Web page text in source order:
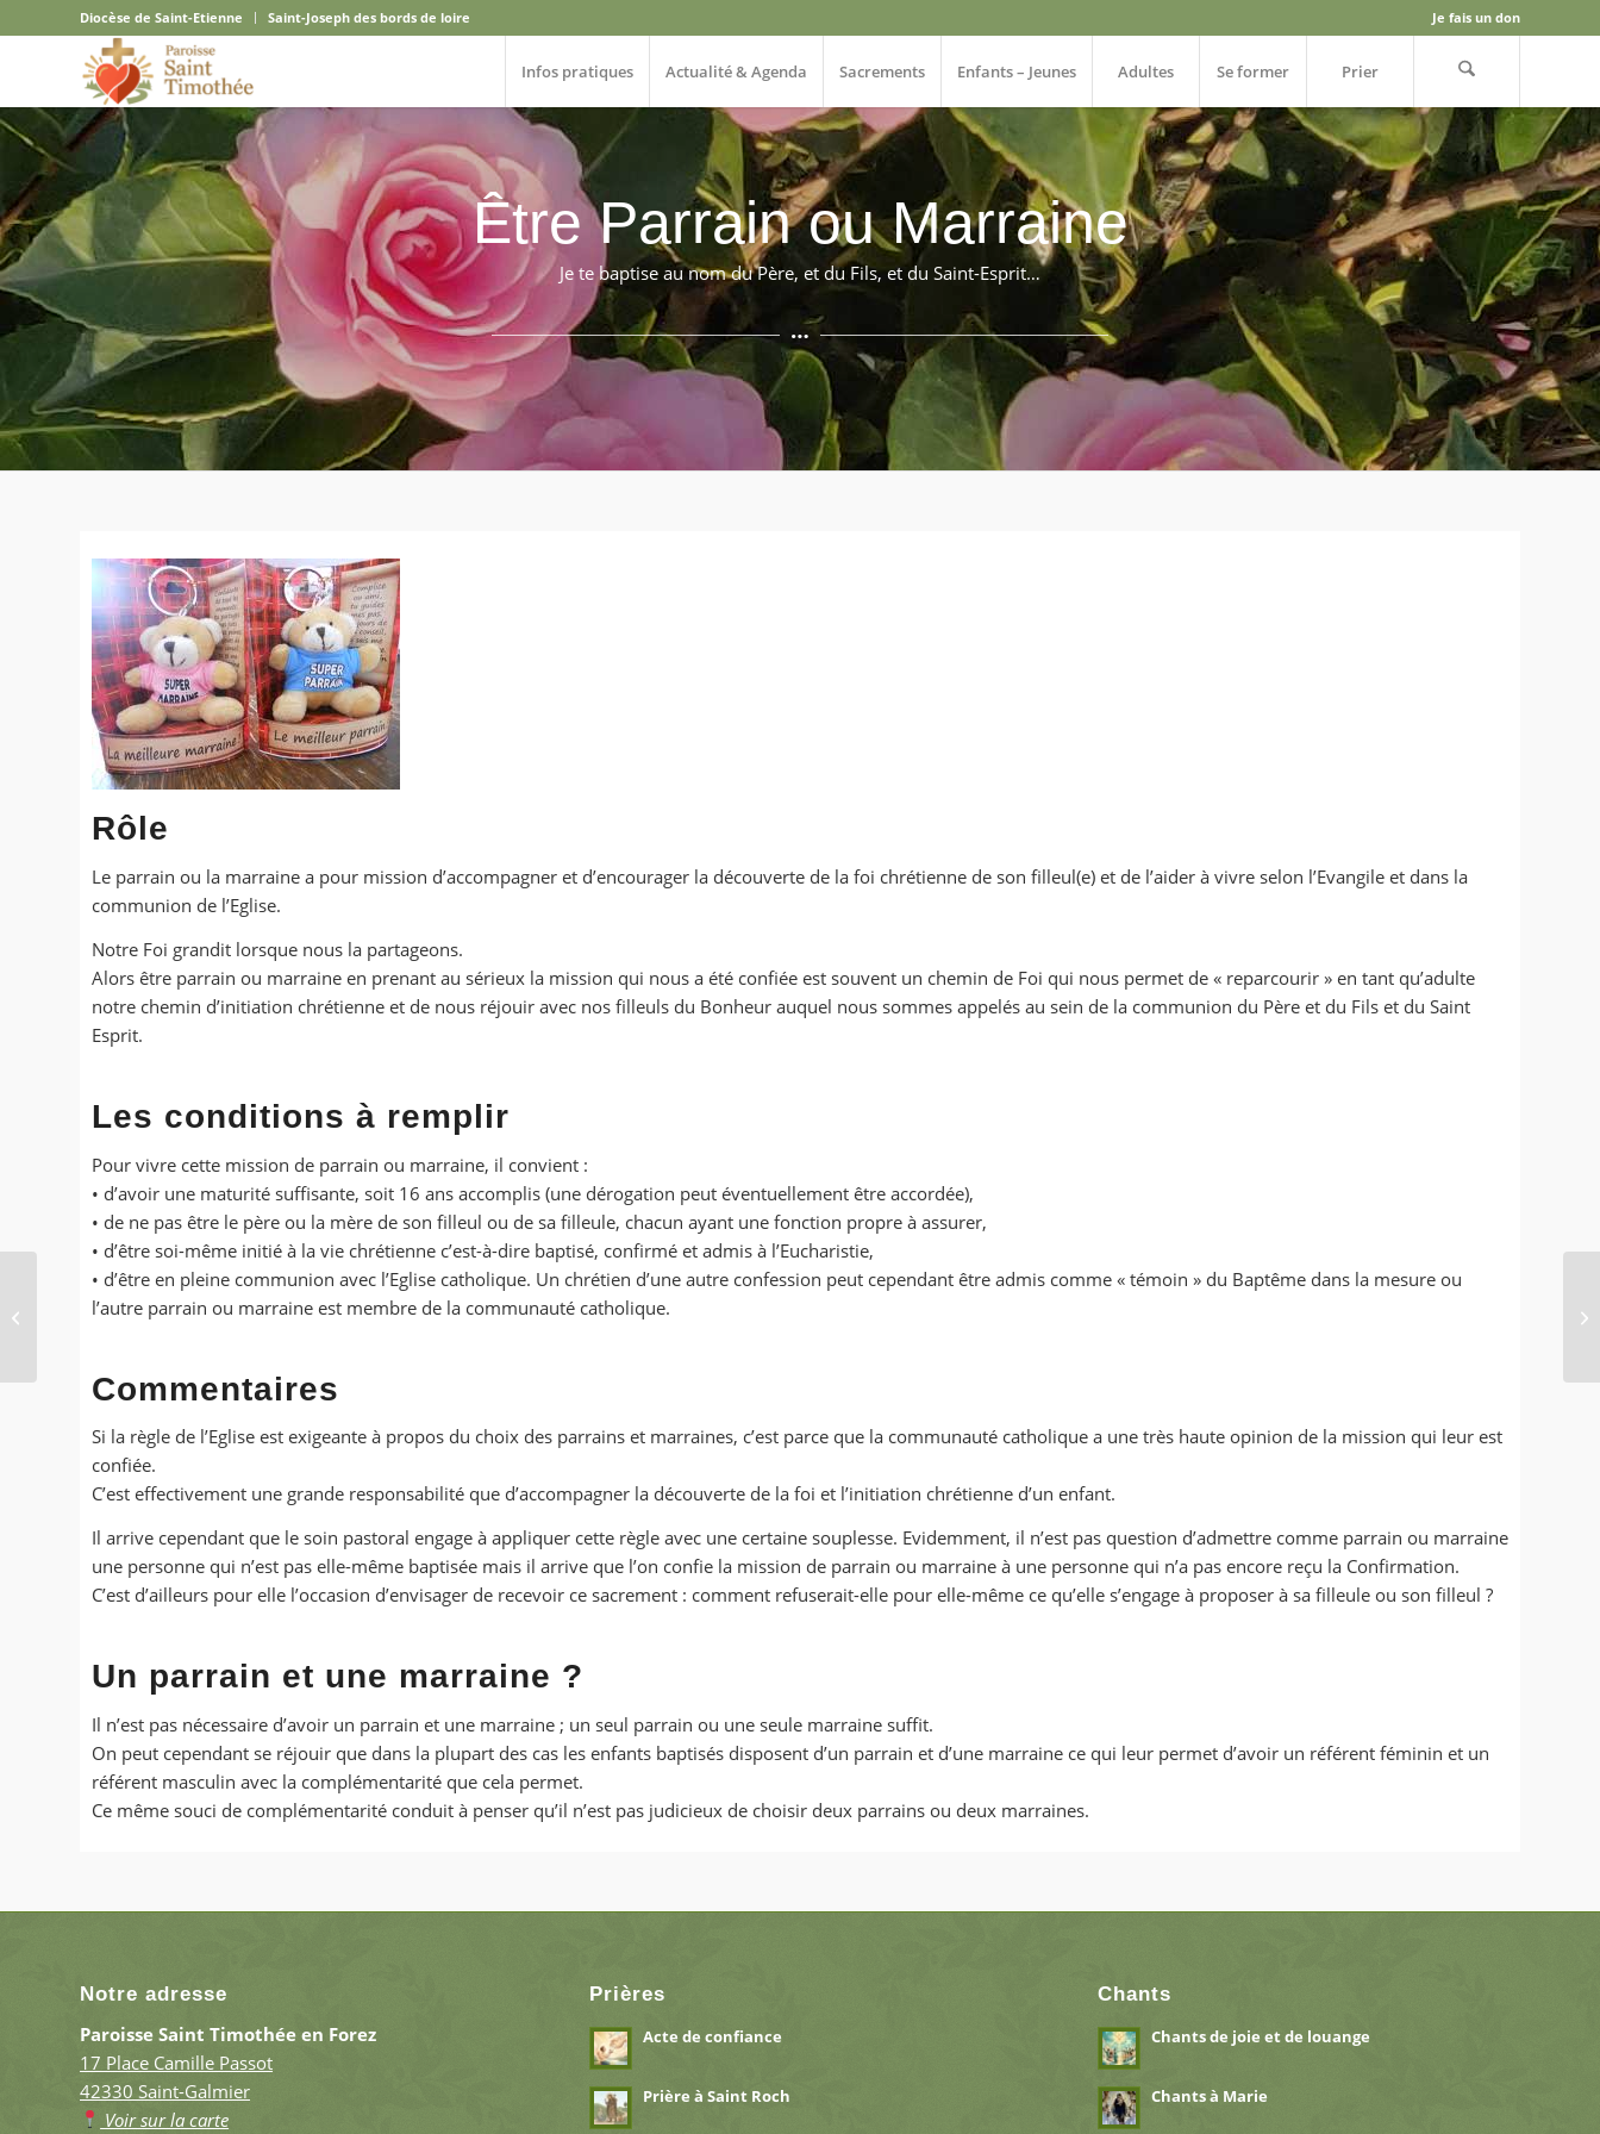
Diocèse de Saint-Etienne Saint-Joseph des bords de loire Je fais un don
Infos pratiques Actualité & Agenda Sacrements Enfants – Jeunes Adultes Se former Prier
Être Parrain ou Marraine
Je te baptise au nom du Père, et du Fils, et du Saint-Esprit…
Rôle
Le parrain ou la marraine a pour mission d’accompagner et d’encourager la découverte de la foi chrétienne de son filleul(e) et de l’aider à vivre selon l’Evangile et dans la
communion de l’Eglise.
Notre Foi grandit lorsque nous la partageons.
Alors être parrain ou marraine en prenant au sérieux la mission qui nous a été confiée est souvent un chemin de Foi qui nous permet de « reparcourir » en tant qu’adulte
notre chemin d’initiation chrétienne et de nous réjouir avec nos filleuls du Bonheur auquel nous sommes appelés au sein de la communion du Père et du Fils et du Saint
Esprit.
Les conditions à remplir
Pour vivre cette mission de parrain ou marraine, il convient :
• d’avoir une maturité suffisante, soit 16 ans accomplis (une dérogation peut éventuellement être accordée),
• de ne pas être le père ou la mère de son filleul ou de sa filleule, chacun ayant une fonction propre à assurer,
• d’être soi-même initié à la vie chrétienne c’est-à-dire baptisé, confirmé et admis à l’Eucharistie,
• d’être en pleine communion avec l’Eglise catholique. Un chrétien d’une autre confession peut cependant être admis comme « témoin » du Baptême dans la mesure ou
l’autre parrain ou marraine est membre de la communauté catholique.
Commentaires
Si la règle de l’Eglise est exigeante à propos du choix des parrains et marraines, c’est parce que la communauté catholique a une très haute opinion de la mission qui leur est
confiée.
C’est effectivement une grande responsabilité que d’accompagner la découverte de la foi et l’initiation chrétienne d’un enfant.
Il arrive cependant que le soin pastoral engage à appliquer cette règle avec une certaine souplesse. Evidemment, il n’est pas question d’admettre comme parrain ou marraine
une personne qui n’est pas elle-même baptisée mais il arrive que l’on confie la mission de parrain ou marraine à une personne qui n’a pas encore reçu la Confirmation.
C’est d’ailleurs pour elle l’occasion d’envisager de recevoir ce sacrement : comment refuserait-elle pour elle-même ce qu’elle s’engage à proposer à sa filleule ou son filleul ?
Un parrain et une marraine ?
Il n’est pas nécessaire d’avoir un parrain et une marraine ; un seul parrain ou une seule marraine suffit.
On peut cependant se réjouir que dans la plupart des cas les enfants baptisés disposent d’un parrain et d’une marraine ce qui leur permet d’avoir un référent féminin et un
référent masculin avec la complémentarité que cela permet.
Ce même souci de complémentarité conduit à penser qu’il n’est pas judicieux de choisir deux parrains ou deux marraines.
Notre adresse
Paroisse Saint Timothée en Forez
17 Place Camille Passot
42330 Saint-Galmier
Voir sur la carte
Prières
Acte de confiance
Prière à Saint Roch
Chants
Chants de joie et de louange
Chants à Marie
Eglise de Veauche Saint